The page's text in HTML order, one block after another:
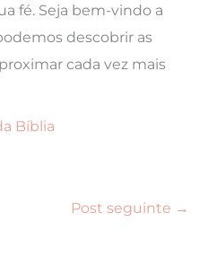
fé. Seja bem-vindo a
descobrir as
cada vez mais
Bíblia
Post seguinte →